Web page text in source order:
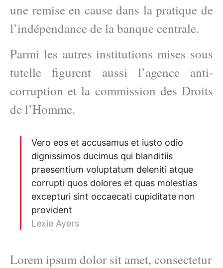
une remise en cause dans la pratique de
l’indépendance de la banque centrale.
Parmi les autres institutions mises sous
tutelle figurent aussi l’agence anti-
corruption et la commission des Droits
de l’Homme.
Vero eos et accusamus et iusto odio
dignissimos ducimus qui blanditiis
praesentium voluptatum deleniti atque
corrupti quos dolores et quas molestias
excepturi sint occaecati cupiditate non
provident
Lexie Ayers
Lorem ipsum dolor sit amet, consectetur